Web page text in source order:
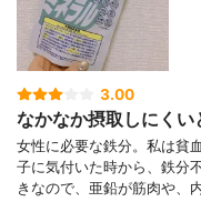
3.00
なかなか摂取しにくい
女性に必要な鉄分。私は貧
子に気付いた時から、鉄分
きなので、亜鉛が筋肉や、